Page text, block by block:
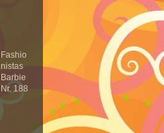
Fashio
nistas
Barbie
Nr. 188